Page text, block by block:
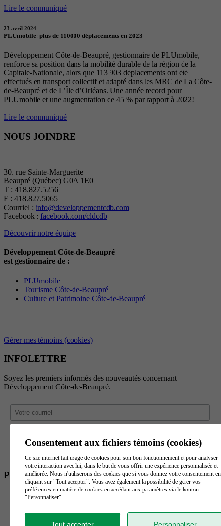
Lire le communiqué
23 avril 2024
PLUmobile: plus de 110000 déplacements en 2023
Développement Côte-de-Beaupré, gestionnaire de PLUmobile,
renforce sa position dans la mobilité durable de la région de la
Capitale-Nationale, alors que 113 903 déplacements ont été
effectués en transport collectif et adapté dans les MRC de La Côte-
de-Beaupré et de L’Île d’Orléans. Une année record pour
PLUmobile et une augmentation de 45 % par rapport à 2022!
Lire le communiqué
NOUS JOINDRE
30, rue Sainte-Marguerite
Beaupré (Québec) G0A 1E0
T : 418.827.5256
F : 418.827.5065
Courriel : info@developpementcdb.com
Facebook : facebook.com/cldcdb
Découvrir notre équipe
Développement Côte-de-Beaupré
est gestionnaire de :
PLUmobile
Tourisme Côte-de-Beaupré
Culture et Patrimoine Côte-de-Beaupré
Gérer mes témoins (cookies)
INFOLETTRE
Soyez les premiers informés des nouveautés concernant
Développement Côte-de-Beaupré.
PARTENAIRES
Consentement aux fichiers témoins (cookies)
Ce site internet fait usage de cookies pour son bon fonctionnement et pour analyser
votre interaction avec lui, dans le but de vous offrir une expérience personnalisée et
améliorée. Nous n'utiliserons des cookies que si vous donnez votre consentement en
cliquant sur "Tout accepter". Vous avez également la possibilité de gérer vos
préférences en matière de cookies en accédant aux paramètres via le bouton
"Personnaliser".
Tout accepter Personnaliser